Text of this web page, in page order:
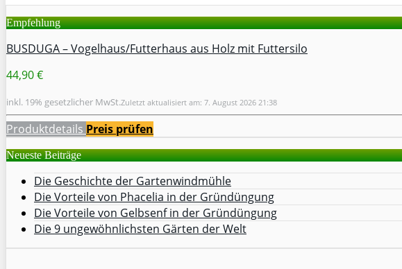
Empfehlung
BUSDUGA – Vogelhaus/Futterhaus aus Holz mit Futtersilo
44,90 €
inkl. 19% gesetzlicher MwSt.Zuletzt aktualisiert am: 7. August 2026 21:38
Produktdetails Preis prüfen
Neueste Beiträge
Die Geschichte der Gartenwindmühle
Die Vorteile von Phacelia in der Gründüngung
Die Vorteile von Gelbsenf in der Gründüngung
Die 9 ungewöhnlichsten Gärten der Welt